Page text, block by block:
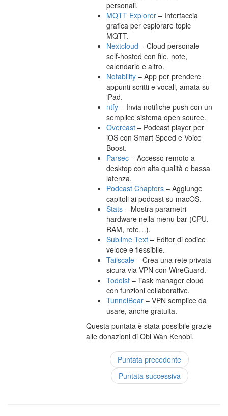
personali.
MQTT Explorer – Interfaccia
grafica per esplorare topic
MQTT.
Nextcloud – Cloud personale
self-hosted con file, note,
calendario e altro.
Notability – App per prendere
appunti scritti e vocali, amata su
iPad.
ntfy – Invia notifiche push con un
semplice sistema open source.
Overcast – Podcast player per
iOS con Smart Speed e Voice
Boost.
Parsec – Accesso remoto a
desktop con alta qualità e bassa
latenza.
Podcast Chapters – Aggiunge
capitoli ai podcast su macOS.
Stats – Mostra parametri
hardware nella menu bar (CPU,
RAM, rete…).
Sublime Text – Editor di codice
veloce e flessibile.
Tailscale – Crea una rete privata
sicura via VPN con WireGuard.
Todoist – Task manager cloud
con funzioni collaborative.
TunnelBear – VPN semplice da
usare, anche gratuita.
Questa puntata è stata possibile grazie
alle donazioni di Obi Wan Kenobi.
Puntata precedente
Puntata successiva